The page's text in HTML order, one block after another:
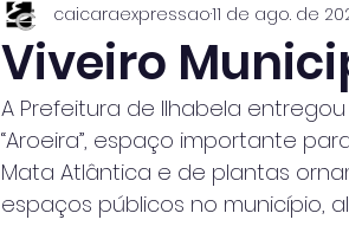
Itanhaém
Viveiro
caicaraexpressao11 de ago. de
A Prefeitura de Ilhabela
“Aroeira”, espaço importante
Mata Atlântica e de plantas
espaços públicos no município,